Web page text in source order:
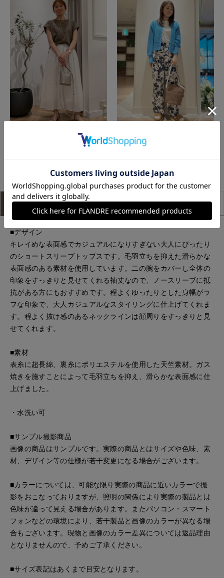
もっと見る
アイテム説明 サイズ詳細 購入レビュー
■デザイン
キレイめな表面感でカジュアルになりすぎない大人にぴったり
のショートスリーブトップスです。毛羽立ちを抑えた滑らかな
表面感のある素材を使用しています。二の腕をカバーし全体の
印象をすっきりと見せてくれる袖丈なので、ノースリーブに抵
抗がある方にもおすすめです。程よくゆったりとした身幅がラ
フな印象で、大人カジュアルなスタイリングに仕上げてくれま
す。程よく抜け感のあるネックラインは顔周りをすっきりと見
せてくれます。
■素材
表糸に超長綿、裏糸にポリエステルを使用した天竺素材。ガス
焼きを施すことによって毛羽立ちを抑え、滑らかな表面感に仕
上げました。
・水洗い可
■サンプル撮影商品
画像の商品はサンプルです。実際の商品とはサイズや色味、素
材、デザイン等の仕様が若干変更になる場合がございます。
■カラーについては、可能な限り実際の商品に近いカラーで撮
影をおこなっておりますが、照明の関係により実際の製品とは
色味が違って見える場合があります。またパソコン・スマート
フォンなどの環境により、若干製品と画像のカラーが異なる場
合もございます。現物と画像のカラー差異については返品理由
となりませんので、予めご了承ください。
■サイズ表記はあくまで目安となります。